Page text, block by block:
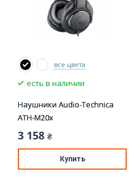
все цвета
есть в наличии
Наушники Audio-Technica
ATH-M20x
3 158 ₴
Купить